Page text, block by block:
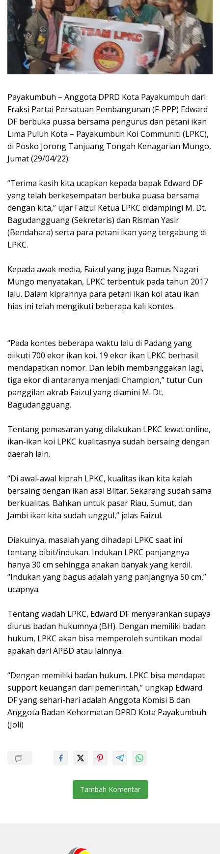
Payakumbuh – Anggota DPRD Kota Payakumbuh dari
Fraksi Partai Persatuan Pembangunan (F-PPP) Edward
DF berbuka puasa bersama pengurus dan petani ikan
Lima Puluh Kota – Payakumbuh Koi Communiti (LPKC),
di Posko Jorong Tanjuang Tongah Kenagarian Mungo,
Jumat (29/04/22).
“Terima kasih kita ucapkan kepada bapak Edward DF
yang telah berkesempatan berbuka puasa bersama
dengan kita,” ujar Faizul Ketua LPKC didampingi M. Dt.
Bagudangguang (Sekretaris) dan Risman Yasir
(Bendahara) serta para petani ikan yang tergabung di
LPKC.
Kepada awak media, Faizul yang juga Bamus Nagari
Mungo menyatakan, LPKC terbentuk pada tahun 2017
lalu. Dalam kiprahnya para petani ikan koi atau ikan
hias ini telah mengikuti beberapa kali kontes.
“Pada kontes beberapa waktu lalu di Padang yang
diikuti 700 ekor ikan koi, 19 ekor ikan LPKC berhasil
mendapatkan nomor. Dan lebih membanggakan lagi,
tiga ekor di antaranya menjadi Champion,” tutur Cun
panggilan akrab Faizul yang diamini M. Dt.
Bagudangguang.
Tentang pemasaran yang dilakukan LPKC lewat online,
ikan-ikan koi LPKC kualitasnya sudah bersaing dengan
daerah lain.
“Di awal-awal kiprah LPKC, kualitas ikan kita kalah
bersaing dengan ikan asal Blitar. Sekarang sudah sama
berkualitas. Bahkan untuk pasar Riau, Sumut, dan
Jambi ikan kita sudah unggul,” jelas Faizul.
Diakuinya, masalah yang dihadapi LPKC saat ini
tentang bibit/indukan. Indukan LPKC panjangnya
hanya 30 cm sehingga anakan banyak yang kerdil.
“Indukan yang bagus adalah yang panjangnya 50 cm,”
ucapnya.
Tentang wadah LPKC, Edward DF menyarankan supaya
diurus badan hukumnya (BH). Dengan memiliki badan
hukum, LPKC akan bisa memperoleh suntikan modal
apakah dari APBD atau lainnya.
“Dengan memiliki badan hukum, LPKC bisa mendapat
support keuangan dari pemerintah,” ungkap Edward
DF yang sehari-hari adalah Anggota Komisi B dan
Anggota Badan Kehormatan DPRD Kota Payakumbuh.
(Joli)
Tambah Komentar